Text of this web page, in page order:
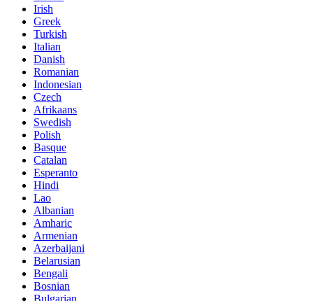
Irish
Greek
Turkish
Italian
Danish
Romanian
Indonesian
Czech
Afrikaans
Swedish
Polish
Basque
Catalan
Esperanto
Hindi
Lao
Albanian
Amharic
Armenian
Azerbaijani
Belarusian
Bengali
Bosnian